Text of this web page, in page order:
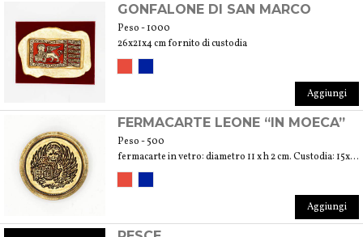
GONFALONE DI SAN MARCO
Peso - 1000
26x21x4 cm fornito di custodia
Aggiungi
FERMACARTE LEONE “IN MOECA”
Peso - 500
fermacarte in vetro: diametro 11 x h 2 cm. Custodia: 15x15x4 cm
Aggiungi